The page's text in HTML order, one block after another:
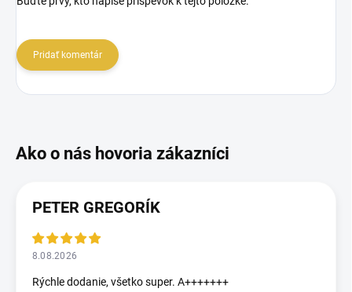
Pridať komentár
PETER GREGORÍK
8.08.2026
Rýchle dodanie, všetko super. A+++++++